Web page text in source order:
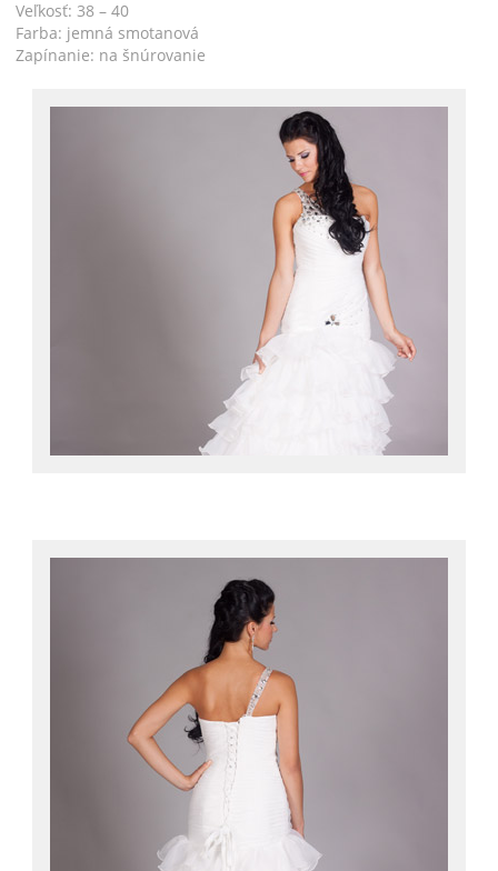
Veľkosť: 38 – 40
Farba: jemná smotanová
Zapínanie: na šnúrovanie